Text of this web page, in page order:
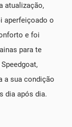
atualização,
aperfeiçoado o
e foi
para te
a sua condição
dia após dia.